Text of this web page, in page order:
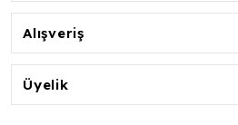
Alışveriş
Üyelik